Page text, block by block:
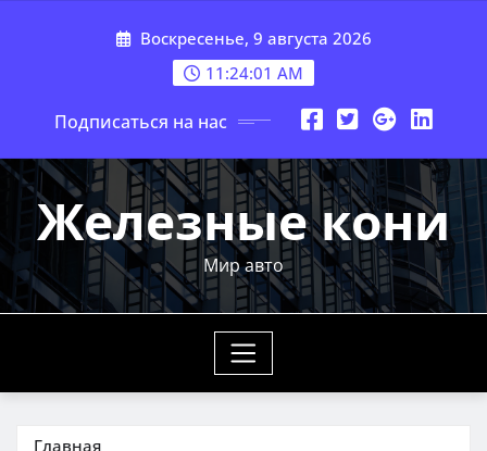
Воскресенье, 9 августа 2026
11:24:03 AM
Подписаться на нас
Железные кони
Мир авто
Главная